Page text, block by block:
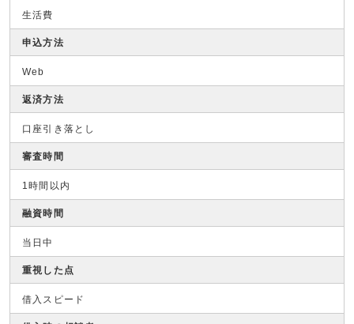
生活費
申込方法
Web
返済方法
口座引き落とし
審査時間
1時間以内
融資時間
当日中
重視した点
借入スピード